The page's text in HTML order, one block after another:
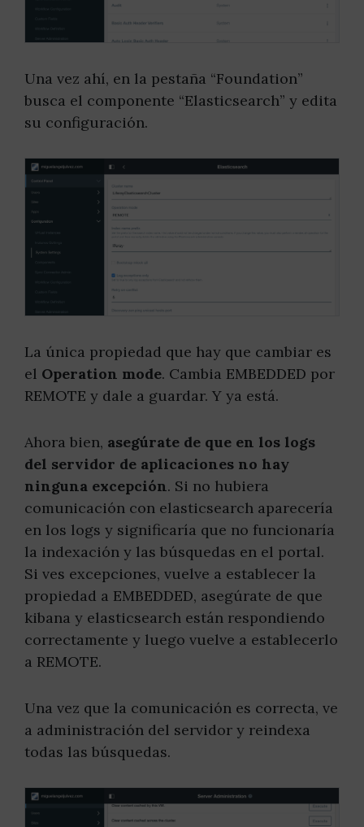
Una vez ahí, en la pestaña “Foundation”
busca el componente “Elasticsearch” y edita
su configuración.
La única propiedad que hay que cambiar es
el Operation mode. Cambia EMBEDDED por
REMOTE y dale a guardar. Y ya está.
Ahora bien, asegúrate de que en los logs
del servidor de aplicaciones no hay
ninguna excepción. Si no hubiera
comunicación con elasticsearch aparecería
en los logs y significaría que no funcionaría
la indexación y las búsquedas en el portal.
Si ves excepciones, vuelve a establecer la
propiedad a EMBEDDED, asegúrate de que
kibana y elasticsearch están respondiendo
correctamente y luego vuelve a establecerlo
a REMOTE.
Una vez que la comunicación es correcta, ve
a administración del servidor y reindexa
todas las búsquedas.